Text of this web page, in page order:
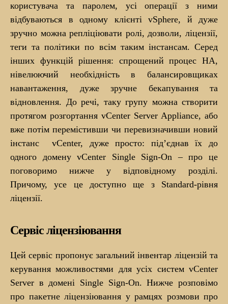
користувача та паролем, усі операції з ними
відбуваються в одному клієнті vSphere, й дуже
зручно можна репліціювати ролі, дозволи, ліцензії,
теги та політики по всім таким інстансам. Серед
інших функцій рішення: спрощений процес НА,
нівелюючий необхідність в балансировщиках
навантаження, дуже зручне бекапування та
відновлення. До речі, таку групу можна створити
протягом розгортання vCenter Server Appliance, або
вже потім перемістивши чи перевизначивши новий
інстанс vCenter, дуже просто: під’єднав їх до
одного домену vCenter Single Sign-On – про це
поговоримо нижче у відповідному розділі.
Причому, усе це доступно ще з Standard-рівня
ліцензії.
Сервіс ліцензіювання
Цей сервіс пропонує загальний інвентар ліцензій та
керування можливостями для усіх систем vCenter
Server в домені Single Sign-On. Нижче розповімо
про пакетне ліцензіювання у рамцях розмови про